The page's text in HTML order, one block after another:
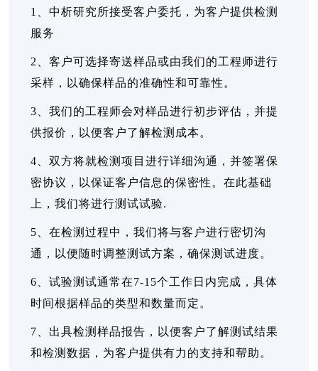
1、中析研究所接受客户委托，为客户提供检测
服务
2、客户可选择寄送样品或由我们的工程师进行
采样，以确保样品的准确性和可靠性。
3、我们的工程师会对样品进行初步评估，并提
供报价，以便客户了解检测成本。
4、双方将就检测项目进行详细沟通，并签署保
密协议，以保证客户信息的保密性。在此基础
上，我们将进行测试试验.
5、在检测过程中，我们将与客户进行密切沟
通，以便随时调整测试方案，确保测试进度。
6、试验测试通常在7-15个工作日内完成，具体
时间根据样品的类型和数量而定。
7、出具检测样品报告，以便客户了解测试结果
和检测数据，为客户提供有力的支持和帮助。